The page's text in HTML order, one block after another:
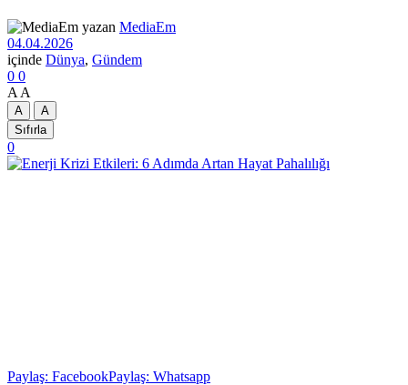
yazan MediaEm
04.04.2026
içinde Dünya, Gündem
0 0
A A
A
A
Sıfırla
0
Paylaş: FacebookPaylaş: Whatsapp